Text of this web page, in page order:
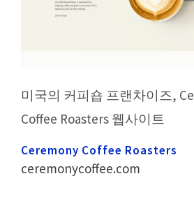
미국의 커피숍 프랜차이즈,
Coffee Roasters 웹사이트
Ceremony Coffee Roasters
ceremonycoffee.com